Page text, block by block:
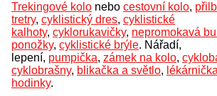
Trekingové kolo nebo cestovní kolo,
tretry, cyklistický dres, cyklistické
kalhoty, cyklorukavičky, nepromokavá
ponožky, cyklistické brýle. Nářadí,
lepení, pumpička, zámek na kolo,
cyklobrašny, blikačka a světlo, lékárnička
hodinky.